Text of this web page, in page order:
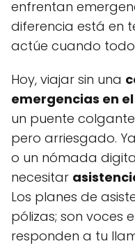
enfrentan
diferencia está en
actúe cuando
Hoy, viajar sin una
emergencias en
un puente
pero arriesgado.
o un nómada
necesitar
Los planes de
pólizas; son voces
responden a tu